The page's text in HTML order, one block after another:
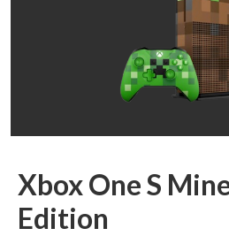
Xbox One S
Edition